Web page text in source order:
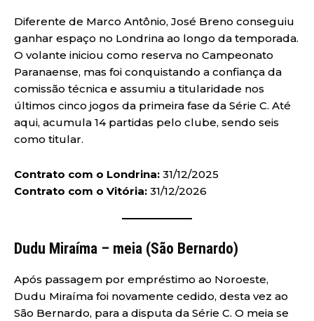
Diferente de Marco Antônio, José Breno conseguiu
ganhar espaço no Londrina ao longo da temporada.
O volante iniciou como reserva no Campeonato
Paranaense, mas foi conquistando a confiança da
comissão técnica e assumiu a titularidade nos
últimos cinco jogos da primeira fase da Série C. Até
aqui, acumula 14 partidas pelo clube, sendo seis
como titular.
Contrato com o Londrina: 31/12/2025
Contrato com o Vitória: 31/12/2026
Dudu Miraíma – meia (São Bernardo)
Após passagem por empréstimo ao Noroeste,
Dudu Miraíma foi novamente cedido, desta vez ao
São Bernardo, para a disputa da Série C. O meia se